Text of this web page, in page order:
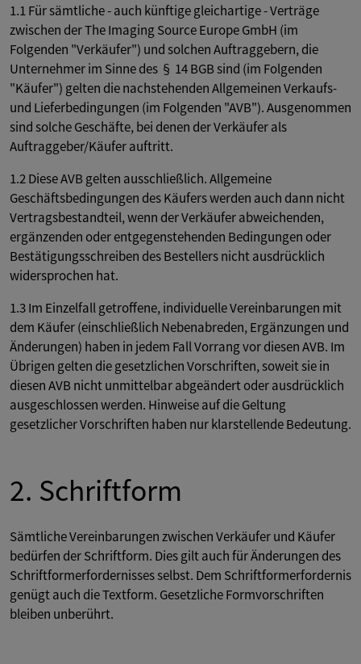
1.1 Für sämtliche - auch künftige gleichartige - Verträge
zwischen der The Imaging Source Europe GmbH (im
Folgenden "Verkäufer") und solchen Auftraggebern, die
Unternehmer im Sinne des § 14 BGB sind (im Folgenden
"Käufer") gelten die nachstehenden Allgemeinen Verkaufs-
und Lieferbedingungen (im Folgenden "AVB"). Ausgenommen
sind solche Geschäfte, bei denen der Verkäufer als
Auftraggeber/Käufer auftritt.
1.2 Diese AVB gelten ausschließlich. Allgemeine
Geschäftsbedingungen des Käufers werden auch dann nicht
Vertragsbestandteil, wenn der Verkäufer abweichenden,
ergänzenden oder entgegenstehenden Bedingungen oder
Bestätigungsschreiben des Bestellers nicht ausdrücklich
widersprochen hat.
1.3 Im Einzelfall getroffene, individuelle Vereinbarungen mit
dem Käufer (einschließlich Nebenabreden, Ergänzungen und
Änderungen) haben in jedem Fall Vorrang vor diesen AVB. Im
Übrigen gelten die gesetzlichen Vorschriften, soweit sie in
diesen AVB nicht unmittelbar abgeändert oder ausdrücklich
ausgeschlossen werden. Hinweise auf die Geltung
gesetzlicher Vorschriften haben nur klarstellende Bedeutung.
2. Schriftform
Sämtliche Vereinbarungen zwischen Verkäufer und Käufer
bedürfen der Schriftform. Dies gilt auch für Änderungen des
Schriftformerfordernisses selbst. Dem Schriftformerfordernis
genügt auch die Textform. Gesetzliche Formvorschriften
bleiben unberührt.